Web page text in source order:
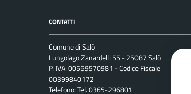
CONTATTI
Comune di Salò
Lungolago Zanardelli 55 - 25087 Salò
P. IVA: 00559570981 - Codice Fiscale
00399840172
Telefono: Tel. 0365-296801